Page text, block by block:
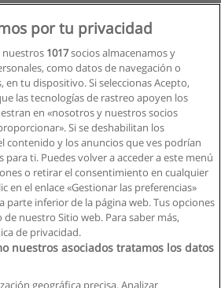
por tu privacidad
1017socios almacenamos y
como datos de navegación o
tu dispositivo. Si seleccionas Acepto,
las tecnologías de rastreo apoyen los
en «nosotros y nuestros socios
Si se deshabilitan los
contenido y los anuncios que ves podrían
para ti. Puedes volver a acceder a este menú
o retirar el consentimiento en cualquier
en el enlace «Gestionar las preferencias»
parte inferior de la página web. Tus opciones
nuestro Sitio web. Para saber más,
de privacidad.
nuestros asociados tratamos los datos
geográfica precisa. Analizar